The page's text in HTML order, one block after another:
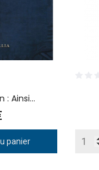
: Ainsi...
panier